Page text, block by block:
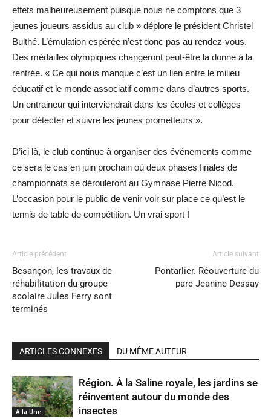
effets malheureusement puisque nous ne comptons que 3
jeunes joueurs assidus au club » déplore le président Christel
Bulthé. L’émulation espérée n’est donc pas au rendez-vous.
Des médailles olympiques changeront peut-être la donne à la
rentrée. « Ce qui nous manque c’est un lien entre le milieu
éducatif et le monde associatif comme dans d’autres sports.
Un entraineur qui interviendrait dans les écoles et collèges
pour détecter et suivre les jeunes prometteurs ».
D’ici là, le club continue à organiser des événements comme
ce sera le cas en juin prochain où deux phases finales de
championnats se dérouleront au Gymnase Pierre Nicod.
L’occasion pour le public de venir voir sur place ce qu’est le
tennis de table de compétition. Un vrai sport !
Article précédent
Besançon, les travaux de
réhabilitation du groupe
scolaire Jules Ferry sont
terminés
Article suivant
Pontarlier. Réouverture du
parc Jeanine Dessay
ARTICLES CONNEXES DU MÊME AUTEUR
A la Une
Région. À la Saline royale, les jardins se
réinventent autour du monde des
insectes